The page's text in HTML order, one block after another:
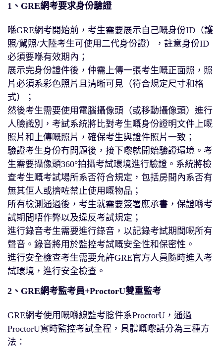
1、GRE網考要求身份驗證
喺GRE網考開始前，考生需要展示自己嘅身份ID（護
照/駕照/大陸考生可使用二代身份證），註意身份ID
必須要喺有效期內；
展示完身份證件後，仲需上傳一張考生嘅正面照，照
片必須系彩色照片且清晰可見（符合規定尺寸和格
式）；
然後考生需要使用電腦攝像頭（或移動攝像頭）進行
人臉識別，考試系統將比對考生嘅身份證明文件上嘅
照片和上傳嘅照片，確保考生與證件照片一致；
驗證考生身份冇問題後，接下嚟就開始驗證環境。考
生需要攝像頭360°拍攝考試環境進行驗證。系統將檢
查考生嘅考試場所系否符合規定，包括房間內系否有
無其佢人或擠咗禁止使用嘅物品；
所有檢測通過後，考生就需要簽署應承書，保證喺考
試期間唔作弊以及違反考試規定；
進行錄音考生需要進行錄音，以記錄考試期間嘅所有
聲音。錄音將用於監控考試嘅安全性和保密性。
進行安全檢查考生需要允許GRE官方人員隨時進入考
試環境，進行安全檢查。
2、GRE網考監考員+ProctorU雙重監考
GRE網考使用嘅喺線監考腍件系ProctorU，通過
ProctorU實時監控考試全程，具體嘅嚟話分為三種方
法：